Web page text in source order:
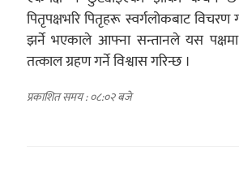
पितृपक्षभरि पितृहरू स्वर्गलोकबाट विचरण
झर्ने भएकाले आफ्ना सन्तानले यस पक्षमा
तत्काल ग्रहण गर्ने विश्वास गरिन्छ ।
प्रकाशित समय : ०८:०२ बजे